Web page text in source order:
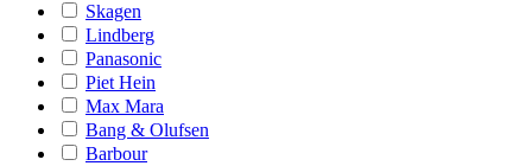
Skagen
Lindberg
Panasonic
Piet Hein
Max Mara
Bang & Olufsen
Barbour